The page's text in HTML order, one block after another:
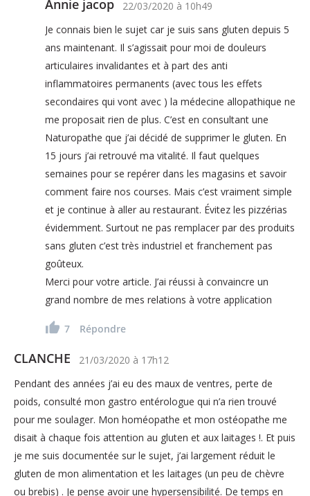
Annie jacop 22/03/2020 à 10h49
Je connais bien le sujet car je suis sans gluten depuis 5
ans maintenant. Il s’agissait pour moi de douleurs
articulaires invalidantes et à part des anti
inflammatoires permanents (avec tous les effets
secondaires qui vont avec ) la médecine allopathique ne
me proposait rien de plus. C’est en consultant une
Naturopathe que j’ai décidé de supprimer le gluten. En
15 jours j’ai retrouvé ma vitalité. Il faut quelques
semaines pour se repérer dans les magasins et savoir
comment faire nos courses. Mais c’est vraiment simple
et je continue à aller au restaurant. Évitez les pizzérias
évidemment. Surtout ne pas remplacer par des produits
sans gluten c’est très industriel et franchement pas
goûteux.
Merci pour votre article. J’ai réussi à convaincre un
grand nombre de mes relations à votre application
7 Répondre
CLANCHE 21/03/2020 à 17h12
Pendant des années j’ai eu des maux de ventres, perte de
poids, consulté mon gastro entérologue qui n’a rien trouvé
pour me soulager. Mon homéopathe et mon ostéopathe me
disait à chaque fois attention au gluten et aux laitages !. Et puis
je me suis documentée sur le sujet, j’ai largement réduit le
gluten de mon alimentation et les laitages (un peu de chèvre
ou brebis) . Je pense avoir une hypersensibilité. De temps en